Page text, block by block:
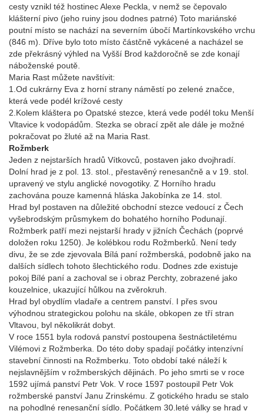
cesty vznikl též hostinec Alexe Peckla, v nemž se čepovalo
klášterní pivo (jeho ruiny jsou dodnes patrné) Toto mariánské
poutní místo se nachází na severním úbočí Martínkovského vrchu
(846 m). Dříve bylo toto místo částčně vykácené a nacházel se
zde překrásný výhled na Vyšší Brod každoročně se zde konají
náboženské poutě.
Maria Rast můžete navštívit:
1.Od cukrárny Eva z horní strany náměstí po zelené značce,
která vede podél krížové cesty
2.Kolem kláštera po Opatské stezce, která vede podél toku Menší
Vltavice k vodopádům. Stezka se obrací zpět ale dále je možné
pokračovat po žluté až na Maria Rast.
Rožmberk
Jeden z nejstarších hradů Vítkovců, postaven jako dvojhradí.
Dolní hrad je z pol. 13. stol., přestavěný renesančně a v 19. stol.
upravený ve stylu anglické novogotiky. Z Horního hradu
zachována pouze kamenná hláska Jakobínka ze 14. stol.
Hrad byl postaven na důležité obchodní stezce vedoucí z Čech
vyšebrodským průsmykem do bohatého horního Podunají.
Rožmberk patří mezi nejstarší hrady v jižních Čechách (poprvé
doložen roku 1250). Je kolébkou rodu Rožmberků. Není tedy
divu, že se zde zjevovala Bílá paní rožmberská, podobně jako na
dalších sídlech tohoto šlechtického rodu. Dodnes zde existuje
pokoj Bílé paní a zachoval se i obraz Perchty, zobrazené jako
kouzelnice, ukazující hůlkou na zvěrokruh.
Hrad byl obydlím vladaře a centrem panství. I přes svou
výhodnou strategickou polohu na skále, obkopen ze tří stran
Vltavou, byl několikrát dobyt.
V roce 1551 byla rodová panství postoupena šestnáctiletému
Vilémovi z Rožmberka. Do této doby spadají počátky intenzívní
stavební činnosti na Rožmberku. Toto období také náleží k
nejslavnějším v rožmberských dějinách. Po jeho smrti se v roce
1592 ujímá panství Petr Vok. V roce 1597 postoupil Petr Vok
rožmberské panství Janu Zrinskému. Z gotického hradu se stalo
na pohodlné renesanční sídlo. Počátkem 30.leté války se hrad v